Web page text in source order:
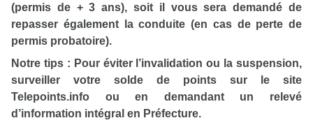
(permis de + 3 ans), soit il vous sera demandé de
repasser également la conduite (en cas de perte de
permis probatoire).
Notre tips : Pour éviter l’invalidation ou la suspension,
surveiller votre solde de points sur le site
Telepoints.info ou en demandant un relevé
d’information intégral en Préfecture.